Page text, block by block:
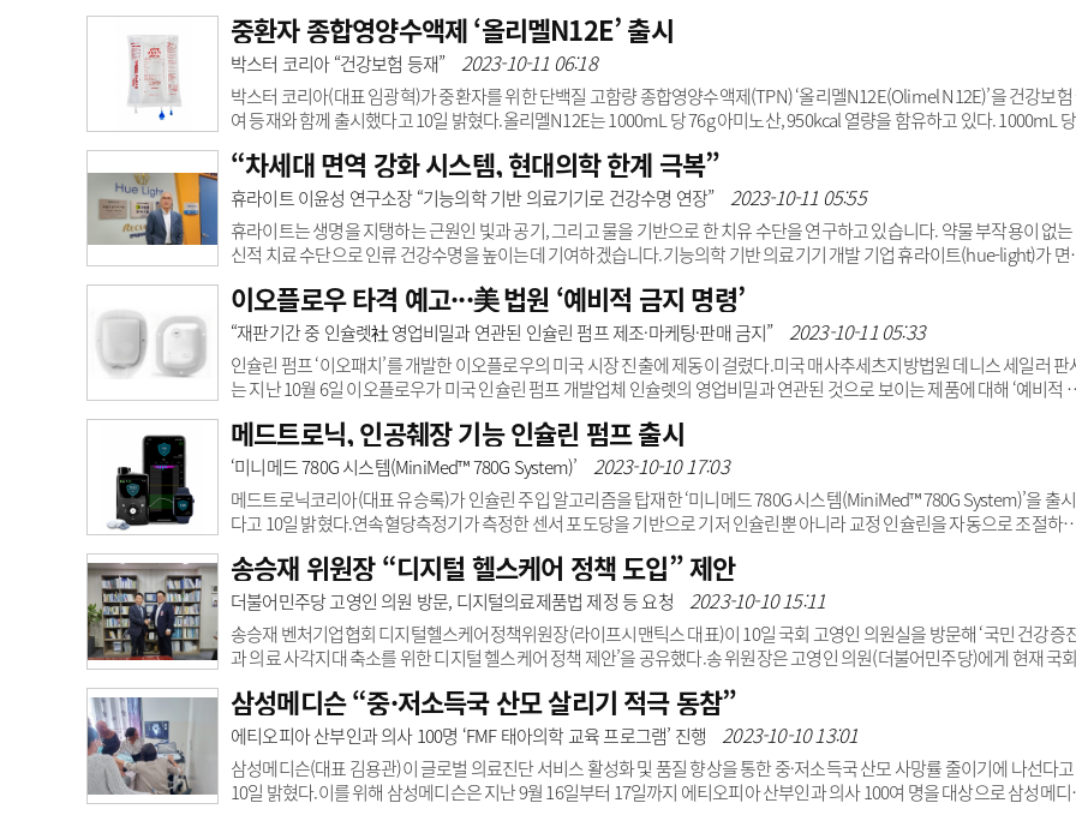
5
의사국시 합격률
인포메이션 행정처분 판례 유권해석
학회·연수강좌 학회/연수강좌 행사
고객센터 회사소개 법적고지 광고안내
(Papanicolaou Stain) 방법을 통해 염색한다. 노을 인공지능 기반 진단검사 플랫폼 ‘마이랩(miLab)’과 함께 사용될 경우 검체 염
색, 이미지 촬영, 의료전문가 판독을 보조하는 세포 분석 결과를 제공한다.마이랩 카트리지 CER은 자궁경부 세포검사 방식으로,
마이랩 이점인 AI 기반 세포형태 분석이 가능한 점..
중환자 종합영양수액제 ‘올리멜N12E’ 출시
박스터 코리아 “건강보험 등재” 2023-10-11 06:18
박스터 코리아(대표 임광혁)가 중환자를 위한 단백질 고함량 종합영양수액제(TPN) ‘올리멜N12E(Olimel N12E)’을 건강보험
여 등재와 함께 출시했다고 10일 밝혔다.올리멜N12E는 1000mL 당 76g 아미노산, 950kcal 열량을 함유하고 있다. 1000mL
1000mL, 1500mL, 2000mL외에도 650mL 용량 옵션까지 갖춰 환자에 맞는 적절한 수액 용량을 선택, 영양을 공급할 수 있도록
돕는다.박스터 코리아 유승환 상무(MHP사업부)는 “올리멜N9E에 이어 올리멜N12E 추가로 1.5g이상 단백질 공급과 낮은 수액
함량이 요구되는 중환자에게 ..
“차세대 면역 강화 시스템, 현대의학 한계 극복”
휴라이트 이윤성 연구소장 “기능의학 기반 의료기기로 건강수명 연장” 2023-10-11 05:55
휴라이트는 생명을 지탱하는 근원인 빛과 공기, 그리고 물을 기반으로 한 치유 수단을 연구하고 있습니다. 약물 부작용이 없는
신적 치료 수단으로 인류 건강수명을 높이는데 기여하겠습니다.기능의학 기반 의료기기 개발 기업 휴라이트(hue-light)가 면
로 인류 삶의 질 높은 사회를 지향하고 있다.2018년 설립된 휴라이트는 ‘기능의학(Functional Medicine)’을 기반으로 의료기기
를 연구, 개발하고 있는 기업이다.‘기능의학’이란 인체 본연의 생화학적 흐름이 잘못돼 여러 세포 기능적 저하가 일어날 때 증상
억제는 물론 질환의 근본 원인과 메커니즘을 찾..
이오플로우 타격 예고···美 법원 ‘예비적 금지 명령’
“재판기간 중 인슐렛社 영업비밀과 연관된 인슐린 펌프 제조·마케팅·판매 금지” 2023-10-11 05:33
인슐린 펌프 ‘이오패치’를 개발한 이오플로우의 미국 시장 진출에 제동이 걸렸다.미국 매사추세츠지방법원 데니스 세일러 판
는 지난 10월 6일 이오플로우가 미국 인슐린 펌프 개발업체 인슐렛의 영업비밀과 연관된 것으로 보이는 제품에 대해 ‘예비적
장에 판매되는 것을 막기 위한 목적을 갖는다.세일러 판사는 명령문을 통해 “변론과 기록 증거를 신중히 고려한 결과, 이오플로
에 대한 예비적 금지가 타당한 것으로 보인다’며 ‘이에 따라 이오플로우가 인슐렛 영업비밀을 사용해 설계 및 개발한 모든 제품
제조 및 마케팅, 판매를 재판이 진행되는 동안 금지한다”고 밝혔다...
메드트로닉, 인공췌장 기능 인슐린 펌프 출시
‘미니메드 780G 시스템(MiniMed™ 780G System)’ 2023-10-10 17:03
메드트로닉코리아(대표 유승록)가 인슐린 주입 알고리즘을 탑재한 ‘미니메드 780G 시스템(MiniMed™ 780G System)’을 출
다고 10일 밝혔다.연속혈당측정기가 측정한 센서 포도당을 기반으로 기저 인슐린뿐 아니라 교정 인슐린을 자동으로 조절하
로 하루 최대 5분 간격으로 288번 자동으로 인슐린 주입 용량을 조절한다. 스마트가드 자동 모드 기능은 의료진과 상의, 설정한
개인 목표 혈당 값을 기준으로 혈당 유지 시간을 최대화하기 위한 최신 인슐린 주입 알고리즘 기술이다. 교정 인슐린에 대한 목표
값이 120mg/dL로 설정돼 이보다 센서 포도당 값이 높아지..
송승재 위원장 “디지털 헬스케어 정책 도입” 제안
더불어민주당 고영인 의원 방문, 디지털의료제품법 제정 등 요청 2023-10-10 15:11
송승재 벤처기업협회 디지털헬스케어정책위원장(라이프시맨틱스 대표)이 10일 국회 고영인 의원실을 방문해 ‘국민 건강증
과 의료 사각지대 축소를 위한 디지털 헬스케어 정책 제안’을 공유했다.송 위원장은 고영인 의원(더불어민주당)에게 현재 국회
운 기술이 적용된 디지털 의료제품 정의에 한계가 있다”며 “‘체외진단의료기기법’처럼 맞춤형 규제 프레임이 필요하다”고 피력
했다.이어 “독일과 일본 등 주요국에서는 이미 디지털 헬스케어를 적극 도입해 의료비 절감과 산업 경쟁력을 강화하고 있다”며
“국가 경쟁력 확보를 위해서도 발걸음을 재촉해야 한다”고 강조했다. 보건의료 분야 규제샌드박스제 도입..
삼성메디슨 “중·저소득국 산모 살리기 적극 동참”
에티오피아 산부인과 의사 100명 ‘FMF 태아의학 교육 프로그램’ 진행 2023-10-10 13:01
삼성메디슨(대표 김용관)이 글로벌 의료진단 서비스 활성화 및 품질 향상을 통한 중·저소득국 산모 사망률 줄이기에 나선다고
10일 밝혔다.이를 위해 삼성메디슨은 지난 9월 16일부터 17일까지 에티오피아 산부인과 의사 100여 명을 대상으로 삼성메